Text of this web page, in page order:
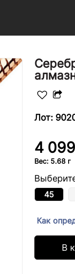
Лот:
4
Вес: 5.68 г
45
Как
В